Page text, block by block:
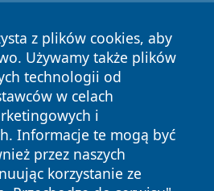
z plików cookies, aby
Używamy także plików
technologii od
w celach
i
Informacje te mogą być
przez naszych
korzystanie ze
Wszystkie prawa
Polityka